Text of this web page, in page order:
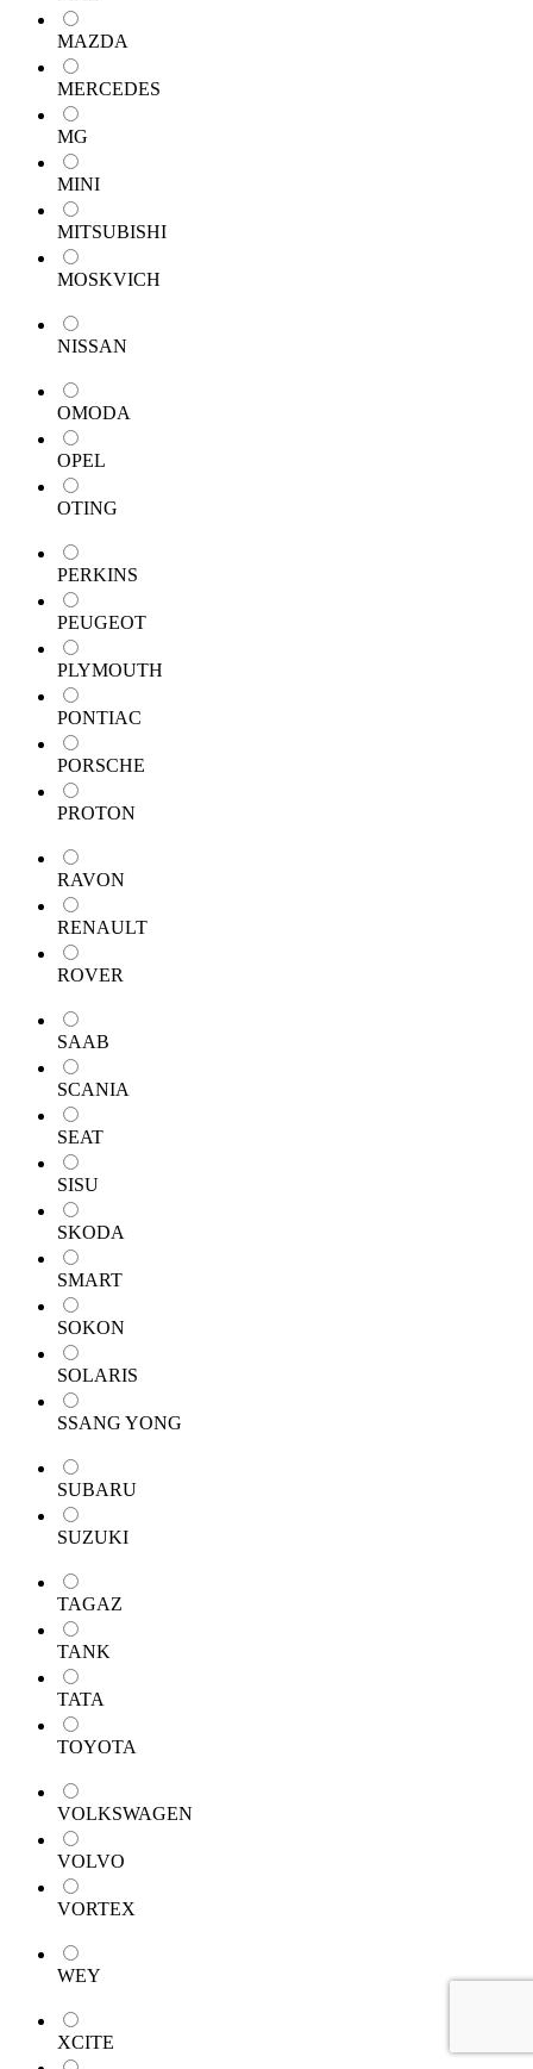
MAZDA
MERCEDES
MG
MINI
MITSUBISHI
MOSKVICH
NISSAN
OMODA
OPEL
OTING
PERKINS
PEUGEOT
PLYMOUTH
PONTIAC
PORSCHE
PROTON
RAVON
RENAULT
ROVER
SAAB
SCANIA
SEAT
SISU
SKODA
SMART
SOKON
SOLARIS
SSANG YONG
SUBARU
SUZUKI
TAGAZ
TANK
TATA
TOYOTA
VOLKSWAGEN
VOLVO
VORTEX
WEY
XCITE